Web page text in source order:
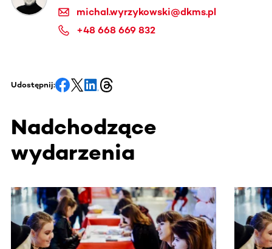
michal.wyrzykowski@dkms.pl
+48 668 669 832
Udostępnij:
Nadchodzące
wydarzenia
Ta sekcja zawiera treści przewijane w poziomie. Użyj